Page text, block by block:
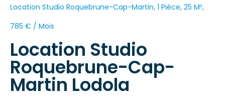
Location Studio Roquebrune-Cap-Martin, 1 Pièce, 25 M²,
785 € / Mois
Location Studio
Roquebrune-Cap-
Martin Lodola